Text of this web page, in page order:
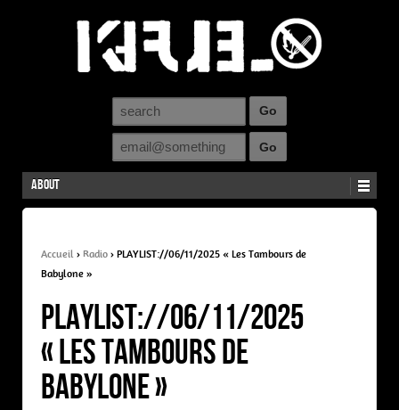
About
Accueil › Radio › PLAYLIST://06/11/2025 « Les Tambours de
Babylone »
PLAYLIST://06/11/2025
« Les Tambours de
Babylone »